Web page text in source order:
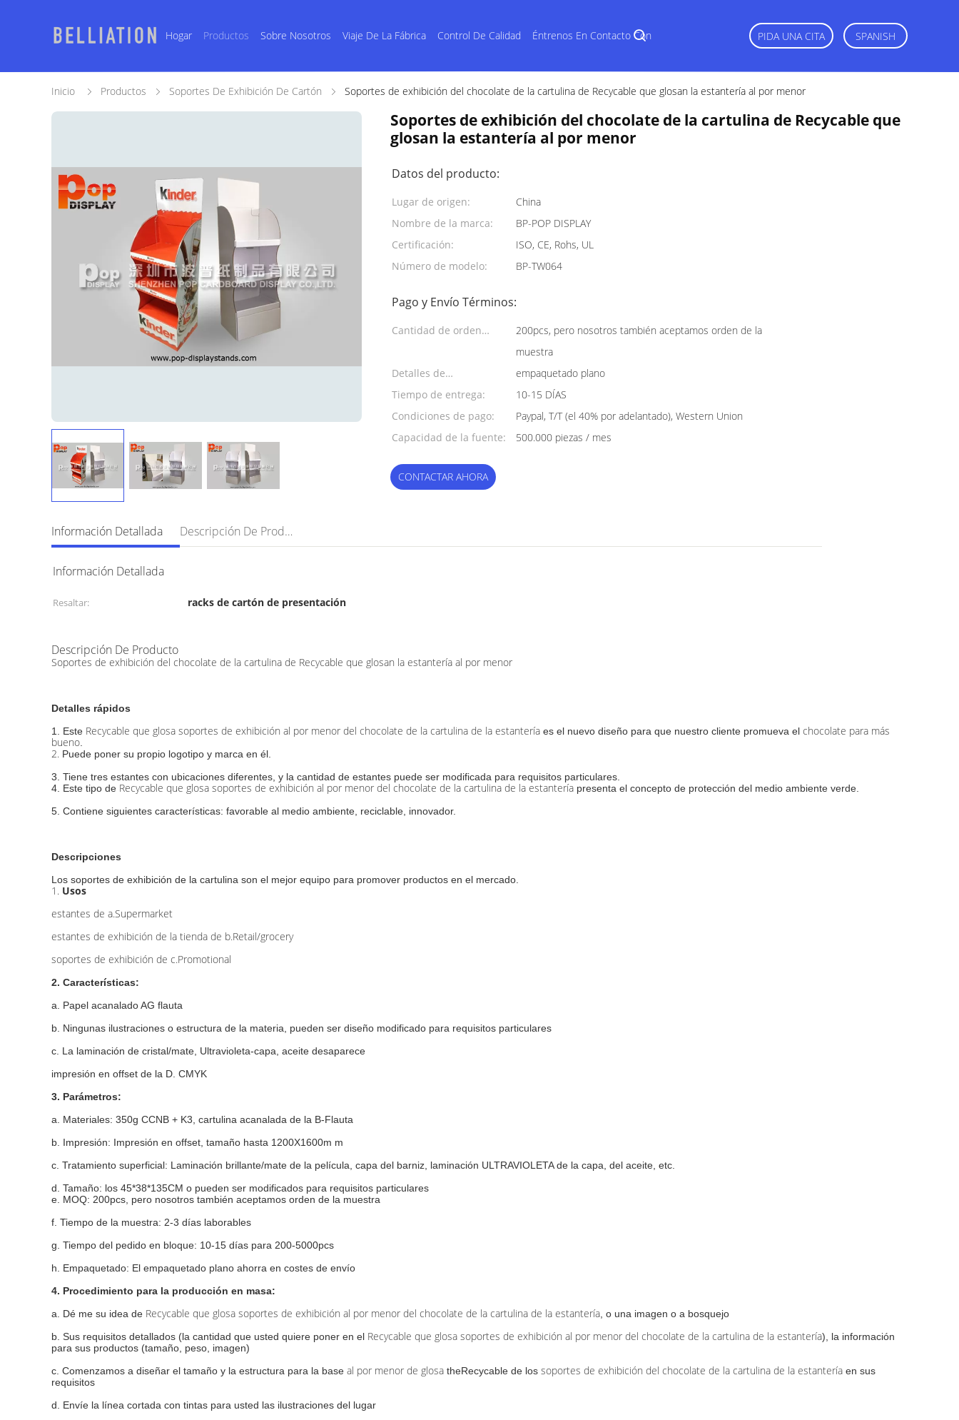
Hogar Productos Sobre Nosotros Viaje De La Fábrica Control De Calidad Éntrenos En Contacto Con PIDA UNA CITA SPANISH
Inicio Productos Soportes De Exhibición De Cartón Soportes de exhibición del chocolate de la cartulina de Recycable que glosan la estantería al por menor
Soportes de exhibición del chocolate de la cartulina de Recycable que
glosan la estantería al por menor
Datos del producto:
Lugar de origen:
China
Nombre de la marca:
BP-POP DISPLAY
Certificación:
ISO, CE, Rohs, UL
Número de modelo:
BP-TW064
Pago y Envío Términos:
Cantidad de orden
200pcs, pero nosotros también aceptamos orden de la
muestra
Detalles de
empaquetado:
empaquetado plano
Tiempo de entrega:
10-15 DÍAS
Condiciones de pago:
Paypal, T/T (el 40% por adelantado), Western Union
Capacidad de la fuente:
500.000 piezas / mes
CONTACTAR AHORA
Información Detallada Descripción De Producto
Información Detallada
Resaltar: racks de cartón de presentación
Descripción De Producto
Soportes de exhibición del chocolate de la cartulina de Recycable que glosan la estantería al por menor
Detalles rápidos
1. Este Recycable que glosa soportes de exhibición al por menor del chocolate de la cartulina de la estantería es el nuevo diseño para que nuestro cliente promueva el chocolate para más
bueno
2. Puede poner su propio logotipo y marca en él.
3. Tiene tres estantes con ubicaciones diferentes, y la cantidad de estantes puede ser modificada para requisitos particulares.
4. Este tipo de Recycable que glosa soportes de exhibición al por menor del chocolate de la cartulina de la estantería presenta el concepto de protección del medio ambiente verde.
5. Contiene siguientes características: favorable al medio ambiente, reciclable, innovador.
Descripciones
Los soportes de exhibición de la cartulina son el mejor equipo para promover productos en el mercado.
1. Usos
estantes de a.Supermarket
estantes de exhibición de la tienda de b.Retail/grocery
soportes de exhibición de c.Promotional
2. Características:
a. Papel acanalado AG flauta
b. Ningunas ilustraciones o estructura de la materia, pueden ser diseño modificado para requisitos particulares
c. La laminación de cristal/mate, Ultravioleta-capa, aceite desaparece
impresión en offset de la D. CMYK
3. Parámetros:
a. Materiales: 350g CCNB + K3, cartulina acanalada de la B-Flauta
b. Impresión: Impresión en offset, tamaño hasta 1200X1600m m
c. Tratamiento superficial: Laminación brillante/mate de la película, capa del barniz, laminación ULTRAVIOLETA de la capa, del aceite, etc.
d. Tamaño: los 45*38*135CM o pueden ser modificados para requisitos particulares
e. MOQ: 200pcs, pero nosotros también aceptamos orden de la muestra
f. Tiempo de la muestra: 2-3 días laborables
g. Tiempo del pedido en bloque: 10-15 días para 200-5000pcs
h. Empaquetado: El empaquetado plano ahorra en costes de envío
4. Procedimiento para la producción en masa:
a. Dé me su idea de Recycable que glosa soportes de exhibición al por menor del chocolate de la cartulina de la estantería , o una imagen o a bosquejo
b. Sus requisitos detallados (la cantidad que usted quiere poner en el Recycable que glosa soportes de exhibición al por menor del chocolate de la cartulina de la estantería), la información
para sus productos (tamaño, peso, imagen)
c. Comenzamos a diseñar el tamaño y la estructura para la base al por menor de glosa theRecycable de los soportes de exhibición del chocolate de la cartulina de la estantería en sus
requisitos
d. Envíe la línea cortada con tintas para usted las ilustraciones del lugar